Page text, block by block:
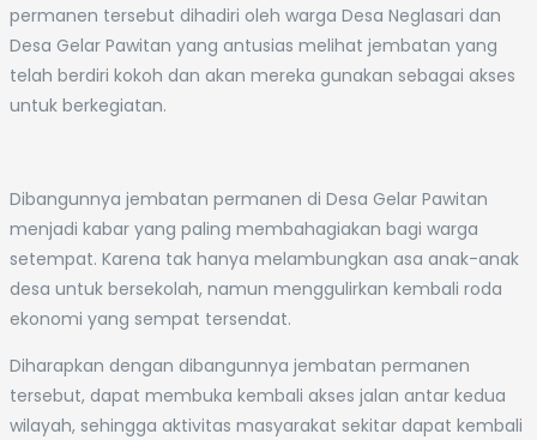
permanen tersebut dihadiri oleh warga Desa Neglasari dan
Desa Gelar Pawitan yang antusias melihat jembatan yang
telah berdiri kokoh dan akan mereka gunakan sebagai akses
untuk berkegiatan.
Dibangunnya jembatan permanen di Desa Gelar Pawitan
menjadi kabar yang paling membahagiakan bagi warga
setempat. Karena tak hanya melambungkan asa anak-anak
desa untuk bersekolah, namun menggulirkan kembali roda
ekonomi yang sempat tersendat.
Diharapkan dengan dibangunnya jembatan permanen
tersebut, dapat membuka kembali akses jalan antar kedua
wilayah, sehingga aktivitas masyarakat sekitar dapat kembali